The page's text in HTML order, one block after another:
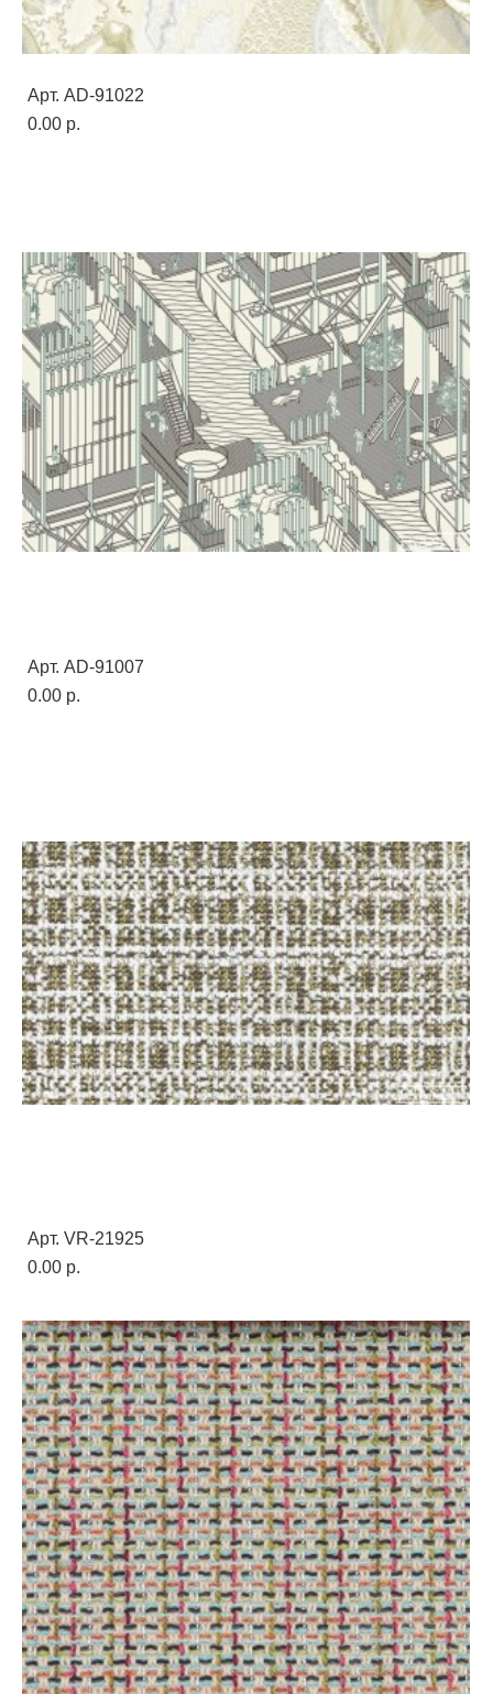
Арт. AD-91022
0.00 p.
Арт. AD-91007
0.00 p.
Арт. VR-21925
0.00 p.